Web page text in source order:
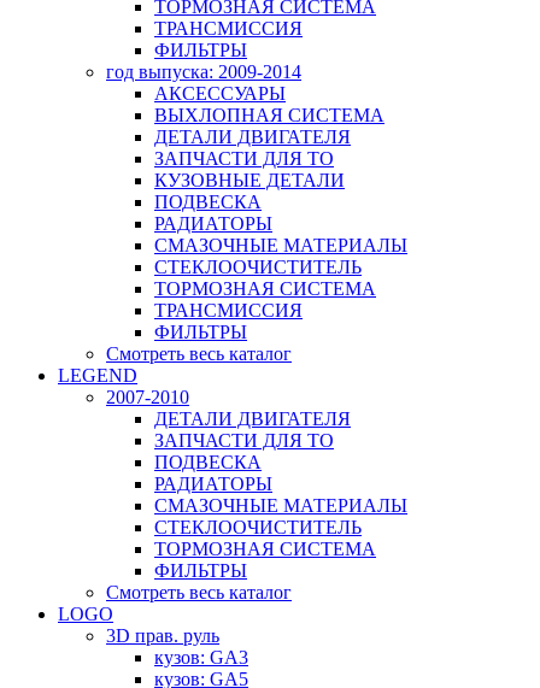
ТОРМОЗНАЯ СИСТЕМА
ТРАНСМИССИЯ
ФИЛЬТРЫ
год выпуска: 2009-2014
АКСЕССУАРЫ
ВЫХЛОПНАЯ СИСТЕМА
ДЕТАЛИ ДВИГАТЕЛЯ
ЗАПЧАСТИ ДЛЯ ТО
КУЗОВНЫЕ ДЕТАЛИ
ПОДВЕСКА
РАДИАТОРЫ
СМАЗОЧНЫЕ МАТЕРИАЛЫ
СТЕКЛООЧИСТИТЕЛЬ
ТОРМОЗНАЯ СИСТЕМА
ТРАНСМИССИЯ
ФИЛЬТРЫ
Смотреть весь каталог
LEGEND
2007-2010
ДЕТАЛИ ДВИГАТЕЛЯ
ЗАПЧАСТИ ДЛЯ ТО
ПОДВЕСКА
РАДИАТОРЫ
СМАЗОЧНЫЕ МАТЕРИАЛЫ
СТЕКЛООЧИСТИТЕЛЬ
ТОРМОЗНАЯ СИСТЕМА
ФИЛЬТРЫ
Смотреть весь каталог
LOGO
3D прав. руль
кузов: GA3
кузов: GA5